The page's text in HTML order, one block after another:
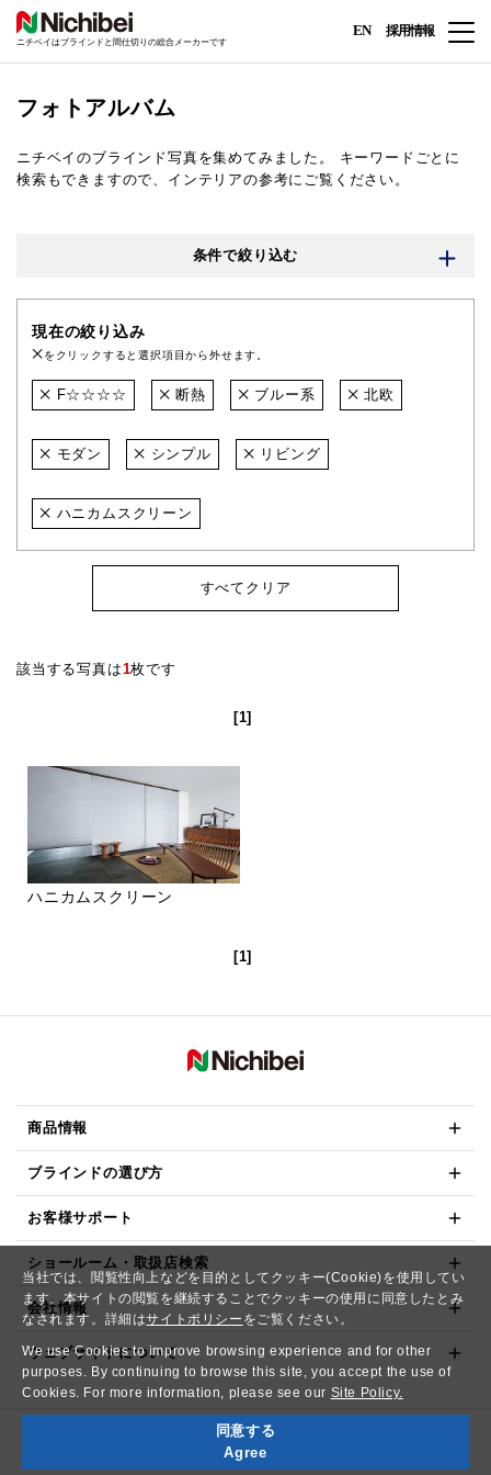
当社では、閲覧性向上などを目的としてクッキー(Cookie)を使用してい
ます。本サイトの閲覧を継続することでクッキーの使用に同意したとみ
なされます。詳細はサイトポリシー をご覧ください。
We use Cookies to improve browsing experience and for other
purposes. By continuing to browse this site, you accept the use of
Cookies. For more information, please see our Site Policy.
同意する
Agree
ニチベイはブラインドと間仕切りの総合メーカーです
EN 採用情報
フォトアルバム
ニチベイのブラインド写真を集めてみました。
キーワードごとに
検索もできますので、インテリアの参考にご覧ください。
条件で絞り込む
現在の絞り込み
をクリックすると選択項目から外せます。
F☆☆☆☆ 断熱 ブルー系 北欧
モダン シンプル リビング
ハニカムスクリーン
すべてクリア
該当する写真は1枚です
[1]
ハニカムスクリーン
[1]
商品情報
ブラインドの選び方
お客様サポート
ショールーム・取扱店検索
会社情報
ウェブサイトについて
Copyright© NICHIBEI CO.,LTD. All Rights Reserved.